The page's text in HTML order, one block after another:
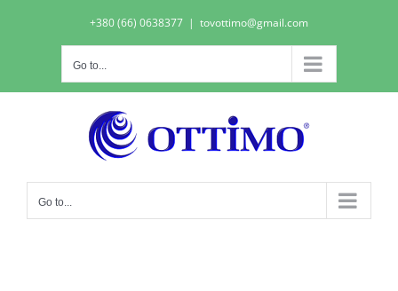
+380 (66) 0638377 | tovottimo@gmail.com
Go to...
Go to...